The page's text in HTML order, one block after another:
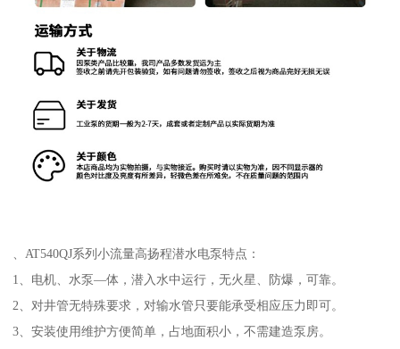
、AT540QJ系列小流量高扬程潜水电泵特点：
1、电机、水泵—体，潜入水中运行，无火星、防爆，可靠。
2、对井管无特殊要求，对输水管只要能承受相应压力即可。
3、安装使用维护方便简单，占地面积小，不需建造泵房。